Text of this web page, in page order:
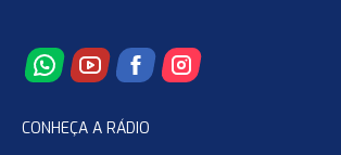
CONHEÇA A RÁDIO